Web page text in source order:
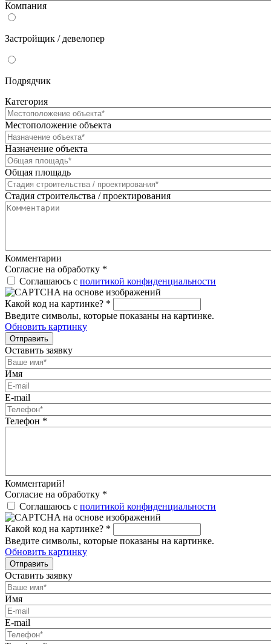
Компания
Застройщик / девелопер
Подрядчик
Категория
Местоположение объекта
Назначение объекта
Общая площадь
Стадия строительства / проектирования
Комментарии
Согласие на обработку *
Соглашаюсь с политикой конфиденциальности
Какой код на картинке? *
Введите символы, которые показаны на картинке.
Обновить картинку
Отправить
Оставить заявку
Имя
E-mail
Телефон *
Комментарий!
Согласие на обработку *
Соглашаюсь с политикой конфиденциальности
Какой код на картинке? *
Введите символы, которые показаны на картинке.
Обновить картинку
Отправить
Оставить заявку
Имя
E-mail